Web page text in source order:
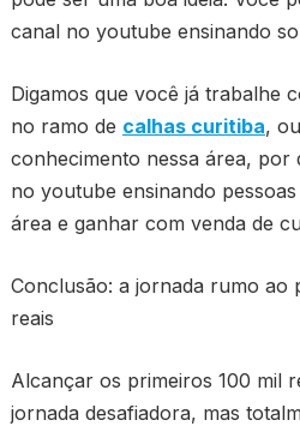
canal no youtube ensinando
Digamos que você já trabalhe
no ramo de calhas curitiba,
conhecimento nessa área,
no youtube ensinando
área e ganhar com venda de
Conclusão: a jornada rumo ao
reais
Alcançar os primeiros 100 mil
jornada desafiadora, mas